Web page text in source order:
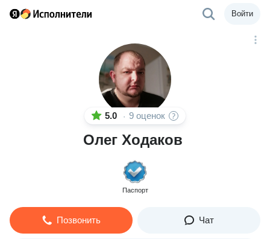
Войти
5.0 · 9 оценок
Олег Ходаков
Паспорт
Позвонить Чат